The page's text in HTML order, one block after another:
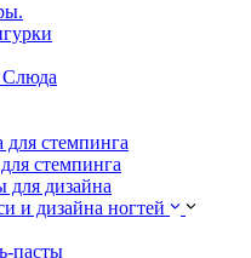
Слюда
для стемпинга
стемпинга
для дизайна
и дизайна ногтей
пасты